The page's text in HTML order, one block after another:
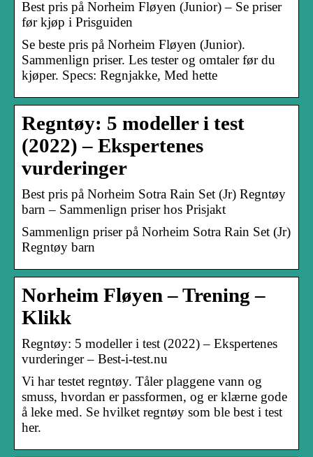
Best pris på Norheim Fløyen (Junior) – Se priser
før kjøp i Prisguiden
Se beste pris på Norheim Fløyen (Junior).
Sammenlign priser. Les tester og omtaler før du
kjøper. Specs: Regnjakke, Med hette
Regntøy: 5 modeller i test
(2022) – Ekspertenes
vurderinger
Best pris på Norheim Sotra Rain Set (Jr) Regntøy
barn – Sammenlign priser hos Prisjakt
Sammenlign priser på Norheim Sotra Rain Set (Jr)
Regntøy barn
Norheim Fløyen – Trening –
Klikk
Regntøy: 5 modeller i test (2022) – Ekspertenes
vurderinger – Best-i-test.nu
Vi har testet regntøy. Tåler plaggene vann og
smuss, hvordan er passformen, og er klærne gode
å leke med. Se hvilket regntøy som ble best i test
her.